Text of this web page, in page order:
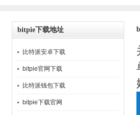
bitpie下载地址
比特派安卓下载
bitpie官网下载
比特派钱包下载
bitpie下载官网